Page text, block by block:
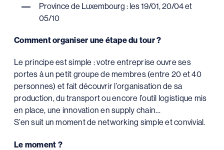
Province de Luxembourg : les 19/01, 20/04 et
05/10
Comment organiser une étape du tour ?
Le principe est simple : votre entreprise ouvre ses
portes à un petit groupe de membres (entre 20 et 40
personnes) et fait découvrir l’organisation de sa
production, du transport ou encore l’outil logistique mis
en place, une innovation en supply chain…
S’en suit un moment de networking simple et convivial.
Le moment ?